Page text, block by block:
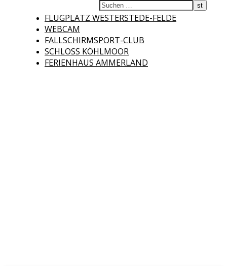
FLUGPLATZ WESTERSTEDE-FELDE
WEBCAM
FALLSCHIRMSPORT-CLUB
SCHLOSS KÖHLMOOR
FERIENHAUS AMMERLAND
Fliegerclub